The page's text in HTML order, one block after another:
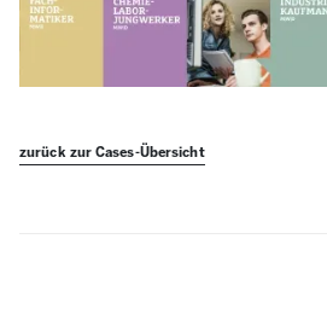
zurück zur Cases-Übersicht